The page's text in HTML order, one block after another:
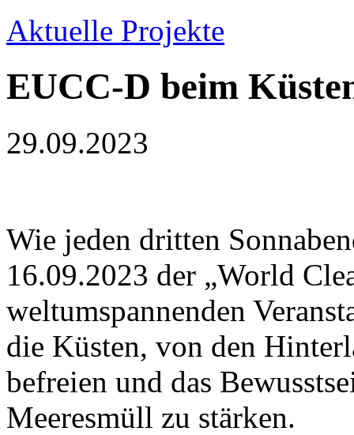
Aktuelle Projekte
EUCC-D beim
29.09.2023
Wie jeden dritten
16.09.2023 der „World
weltumspannenden
die Küsten, von den
befreien und das
Meeresmüll zu stärken.